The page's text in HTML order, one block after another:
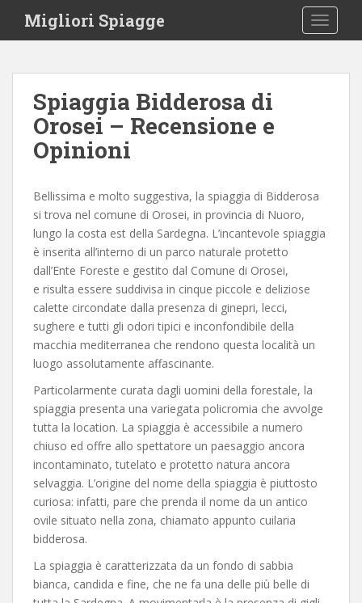
i
Migliori Spiagge
Spiaggia Bidderosa di
Orosei – Recensione e
Opinioni
Bellissima e molto suggestiva, la spiaggia di Bidderosa
si trova nel comune di Orosei, in provincia di Nuoro,
lungo la costa est della Sardegna. L’incantevole spiaggia
è inserita all’interno di un parco naturale protetto
dall’Ente Foreste e gestito dal Comune di Orosei,
e risulta essere suddivisa in cinque piccole e deliziose
calette circondate dalla presenza di ginepri, lecci,
sughere e tutti gli odori tipici e inconfondibile della
macchia mediterranea che rendono questa località un
luogo assolutamente affascinante.
Particolarmente curata dagli uomini della forestale, la
spiaggia presenta una variegata policromia che avvolge
tutta la location. La spiaggia è accessibile a numero
chiuso ed offre allo spettatore un paesaggio ancora
incontaminato, tutelato e protetto natura ancora
selvaggia. L’origine del nome della spiaggia è piuttosto
curiosa: infatti, pare che prenda il nome da un antico
ovile situato nella zona, chiamato appunto cuilaria
bidderosa.
La spiaggia è caratterizzata da un fondo di sabbia
bianca, candida e fine, che ne fa una delle più belle di